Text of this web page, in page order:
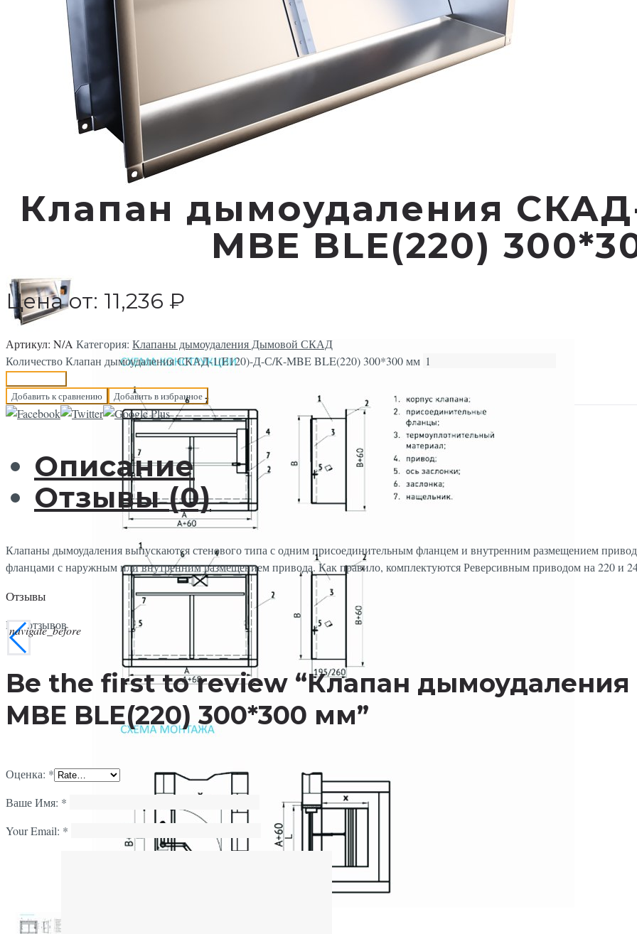
Клапан дымоудаления
MBE BLE(220)
Цена от: 11,236 ₽
Артикул: N/A Категория: Клапаны дымоудаления Дымовой СКАД
Количество Клапан дымоудаления СКАД-1(E120)-Д-С/К-MBE BLE(220) 300*300 мм
Добавить к сравнению Добавить в избранное
Описание
Отзывы (0)
Клапаны дымоудаления выпускаются стенового типа с одним присоединительным фланцем и внутренним размещением
фланцами с наружным или внутренним размещением привода. Как правило, комплектуются Реверсивным приводом на 220 и
Отзывы
Нет отзывов
Be the first to review “Клапан
MBE BLE(220) 300*300 мм”
Оценка: *
Ваше Имя: *
Your Email: *
navigate_before